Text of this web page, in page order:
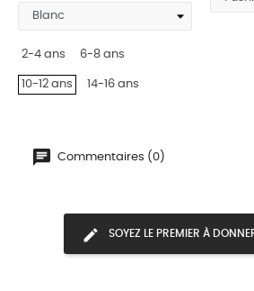
2-4 ans 6-8 ans
10-12 ans 14-16 ans
Commentaires (0)
SOYEZ LE PREMIER À